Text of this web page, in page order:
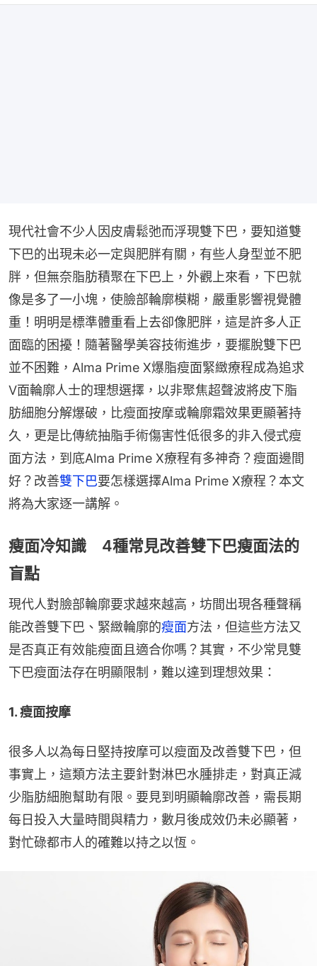
現代社會不少人因皮膚鬆弛而浮現雙下巴，要知道雙
下巴的出現未必一定與肥胖有關，有些人身型並不肥
胖，但無奈脂肪積聚在下巴上，外觀上來看，下巴就
像是多了一小塊，使臉部輪廓模糊，嚴重影響視覺體
重！明明是標準體重看上去卻像肥胖，這是許多人正
面臨的困擾！隨著醫學美容技術進步，要擺脫雙下巴
並不困難，Alma Prime X爆脂瘦面緊緻療程成為追求
V面輪廓人士的理想選擇，以非聚焦超聲波將皮下脂
肪細胞分解爆破，比瘦面按摩或輪廓霜效果更顯著持
久，更是比傳統抽脂手術傷害性低很多的非入侵式瘦
面方法，到底Alma Prime X療程有多神奇？瘦面邊間
好？改善雙下巴要怎樣選擇Alma Prime X療程？本文
將為大家逐一講解。
瘦面冷知識 4種常見改善雙下巴瘦面法的
盲點
現代人對臉部輪廓要求越來越高，坊間出現各種聲稱
能改善雙下巴、緊緻輪廓的瘦面方法，但這些方法又
是否真正有效能瘦面且適合你嗎？其實，不少常見雙
下巴瘦面法存在明顯限制，難以達到理想效果：
1. 瘦面按摩
很多人以為每日堅持按摩可以瘦面及改善雙下巴，但
事實上，這類方法主要針對淋巴水腫排走，對真正減
少脂肪細胞幫助有限。要見到明顯輪廓改善，需長期
每日投入大量時間與精力，數月後成效仍未必顯著，
對忙碌都市人的確難以持之以恆。